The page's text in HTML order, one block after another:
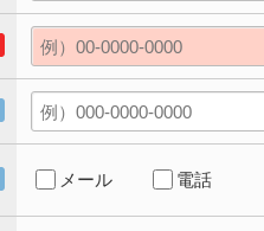
メール 電話